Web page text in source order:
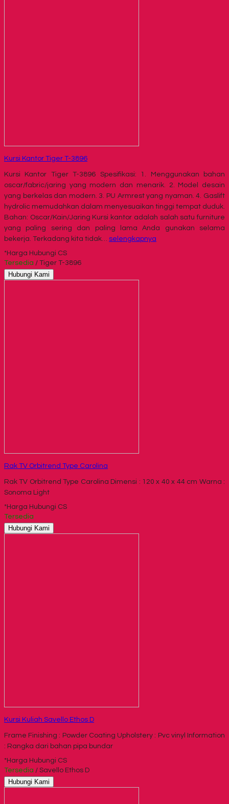
Kursi Kantor Tiger T-3896
Kursi Kantor Tiger T-3896 Spesifikasi: 1. Menggunakan bahan
oscar/fabric/jaring yang modern dan menarik. 2. Model desain
yang berkelas dan modern. 3. PU Armrest yang nyaman. 4. Gaslift
hydrolic memudahkan dalam menyesuaikan tinggi tempat duduk.
Bahan: Oscar/Kain/Jaring Kursi kantor adalah salah satu furniture
yang paling sering dan paling lama Anda gunakan selama
bekerja. Terkadang kita tidak… selengkapnya
*Harga Hubungi CS
Tersedia / Tiger T-3896
Hubungi Kami
Rak TV Orbitrend Type Carolina
Rak TV Orbitrend Type Carolina Dimensi : 120 x 40 x 44 cm Warna :
Sonoma Light
*Harga Hubungi CS
Tersedia
Hubungi Kami
Kursi Kuliah Savello Ethos D
Frame Finishing : Powder Coating Upholstery : Pvc vinyl Information
: Rangka dari bahan pipa bundar
*Harga Hubungi CS
Tersedia / Savello Ethos D
Hubungi Kami